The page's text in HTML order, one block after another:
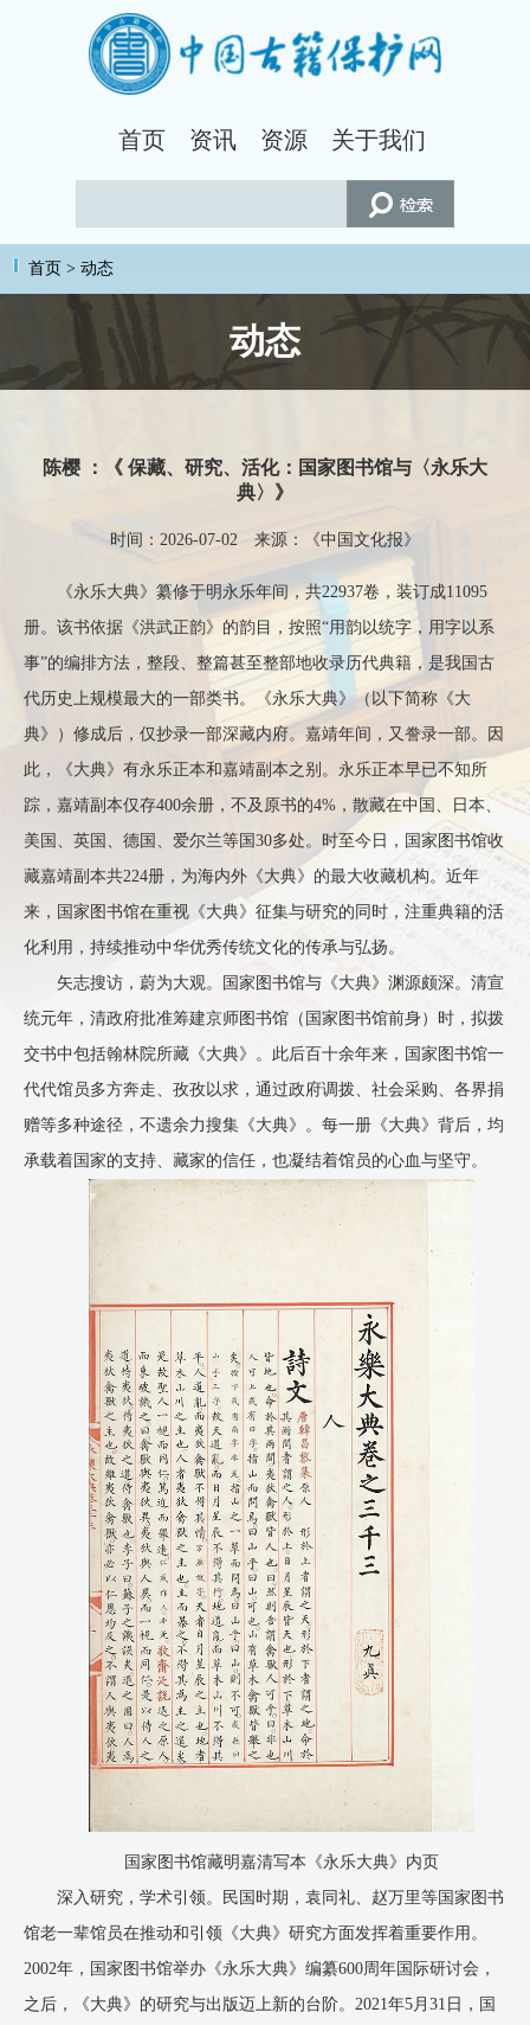
首页 资讯 资源 关于我们
首页 > 动态
动态
陈樱 ：《 保藏、研究、活化：国家图书馆与〈永乐大
典〉》
时间：2026-07-02 来源：《中国文化报》
《永乐大典》纂修于明永乐年间，共22937卷，装订成11095
册。该书依据《洪武正韵》的韵目，按照“用韵以统字，用字以系
事”的编排方法，整段、整篇甚至整部地收录历代典籍，是我国古
代历史上规模最大的一部类书。《永乐大典》（以下简称《大
典》）修成后，仅抄录一部深藏内府。嘉靖年间，又誊录一部。因
此，《大典》有永乐正本和嘉靖副本之别。永乐正本早已不知所
踪，嘉靖副本仅存400余册，不及原书的4%，散藏在中国、日本、
美国、英国、德国、爱尔兰等国30多处。时至今日，国家图书馆收
藏嘉靖副本共224册，为海内外《大典》的最大收藏机构。近年
来，国家图书馆在重视《大典》征集与研究的同时，注重典籍的活
化利用，持续推动中华优秀传统文化的传承与弘扬。
矢志搜访，蔚为大观。国家图书馆与《大典》渊源颇深。清宣
统元年，清政府批准筹建京师图书馆（国家图书馆前身）时，拟拨
交书中包括翰林院所藏《大典》。此后百十余年来，国家图书馆一
代代馆员多方奔走、孜孜以求，通过政府调拨、社会采购、各界捐
赠等多种途径，不遗余力搜集《大典》。每一册《大典》背后，均
承载着国家的支持、藏家的信任，也凝结着馆员的心血与坚守。
国家图书馆藏明嘉清写本《永乐大典》内页
深入研究，学术引领。民国时期，袁同礼、赵万里等国家图书
馆老一辈馆员在推动和引领《大典》研究方面发挥着重要作用。
2002年，国家图书馆举办《永乐大典》编纂600周年国际研讨会，
之后，《大典》的研究与出版迈上新的台阶。2021年5月31日，国